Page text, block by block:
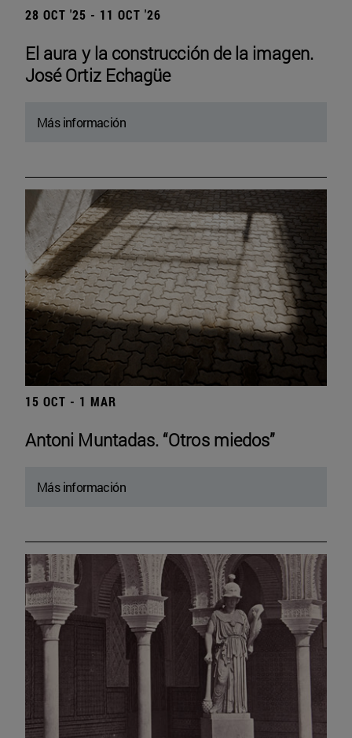
28 OCT '25 - 11 OCT '26
El aura y la construcción de la imagen.
José Ortiz Echagüe
Más información
15 OCT - 1 MAR
Antoni Muntadas. “Otros miedos”
Más información